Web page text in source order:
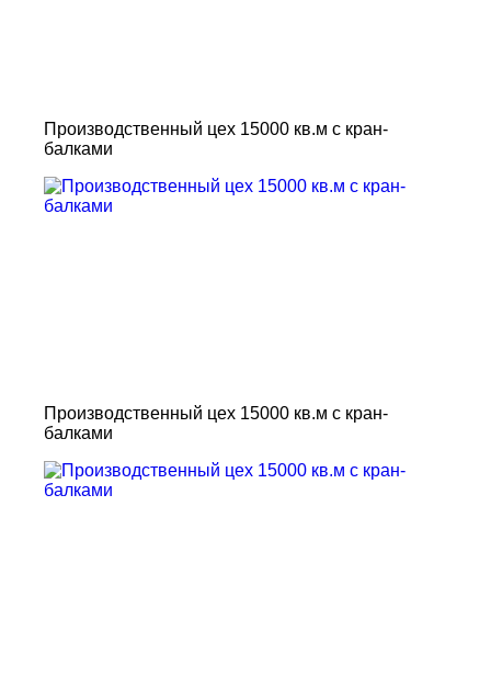
Производственный цех 15000 кв.м с кран-
балками
Производственный цех 15000 кв.м с кран-
балками